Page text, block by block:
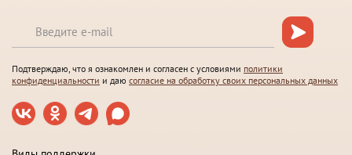
Подтверждаю, что я ознакомлен и согласен с условиями политики
конфиденциальности и даю согласие на обработку своих персональных данных